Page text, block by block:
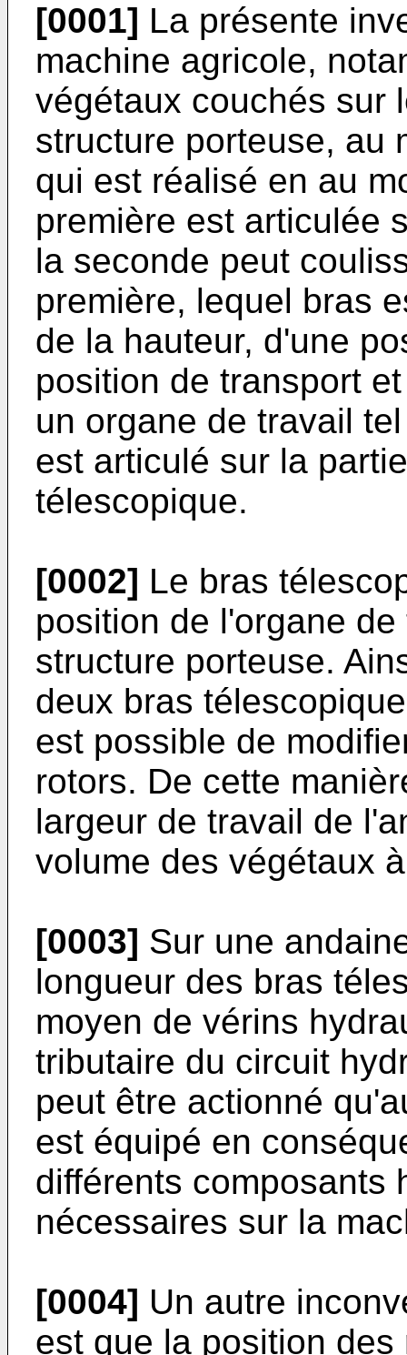
[0001] La présente
machine agricole,
végétaux couchés sur
structure porteuse, au
qui est réalisé en au
première est articulée
la seconde peut
première, lequel bras
de la hauteur, d'une
position de transport
un organe de travail
est articulé sur la
télescopique.
[0002] Le bras
position de l'organe
structure porteuse.
deux bras
est possible de
rotors. De cette
largeur de travail de
volume des végétaux
[0003] Sur une
longueur des bras
moyen de vérins
tributaire du circuit
peut être actionné
est équipé en
différents composants
nécessaires sur la
[0004] Un autre
est que la position